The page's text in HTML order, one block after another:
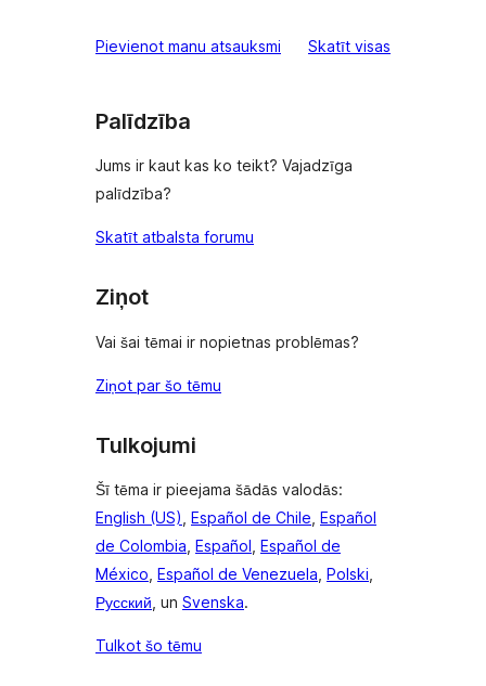
reviews
Pievienot manu atsauksmi Skatīt visas
Palīdzība
Jums ir kaut kas ko teikt? Vajadzīga
palīdzība?
Skatīt atbalsta forumu
Ziņot
Vai šai tēmai ir nopietnas problēmas?
Ziņot par šo tēmu
Tulkojumi
Šī tēma ir pieejama šādās valodās:
English (US), Español de Chile, Español
de Colombia, Español, Español de
México, Español de Venezuela, Polski,
Русский, un Svenska.
Tulkot šo tēmu